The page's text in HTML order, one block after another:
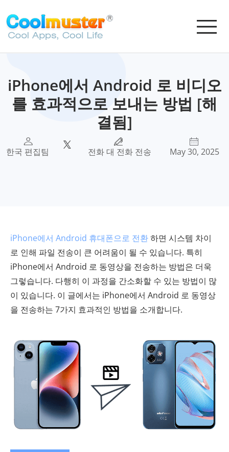
iPhone에서 Android 로 비디오
를 효과적으로 보내는 방법 [해
결됨]
한국 편집팀 전화 대 전화 전송 May 30, 2025
iPhone에서 Android 휴대폰으로 전환하면 시스템 차이
로 인해 파일 전송이 큰 어려움이 될 수 있습니다. 특히
iPhone에서 Android 로 동영상을 전송하는 방법은 더욱
그렇습니다. 다행히 이 과정을 간소화할 수 있는 방법이 많
이 있습니다. 이 글에서는 iPhone에서 Android 로 동영상
을 전송하는 7가지 효과적인 방법을 소개합니다.